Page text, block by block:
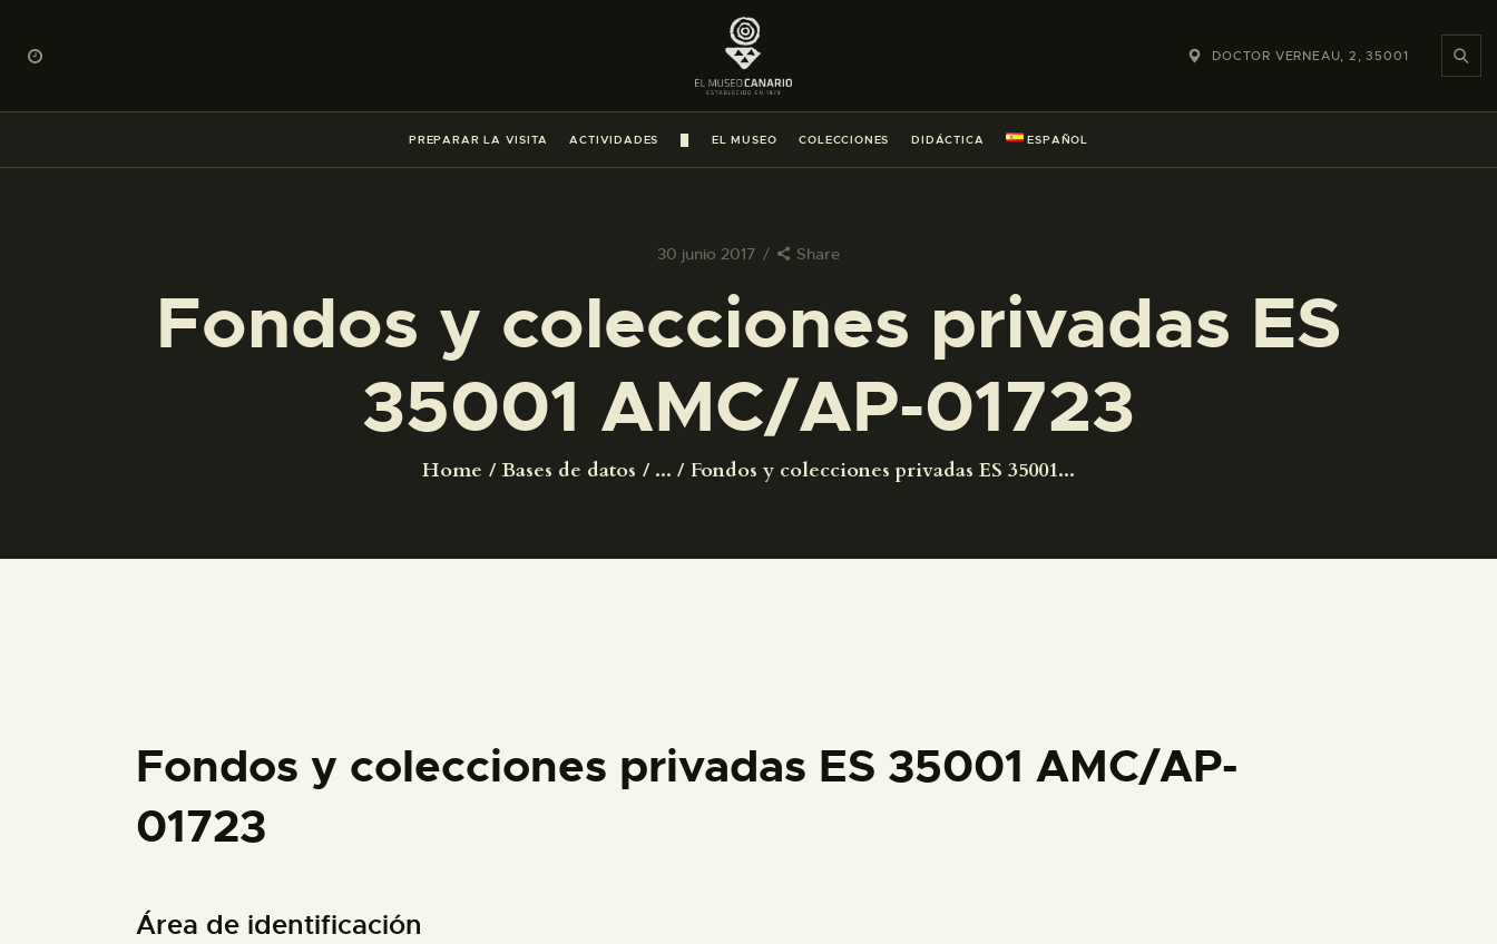
DOCTOR VERNEAU, 2, 35001
PREPARAR LA VISITA ACTIVIDADES EL MUSEO COLECCIONES DIDÁCTICA ESPAÑOL
30 junio 2017 Share
Fondos y colecciones privadas ES
35001 AMC/AP-01723
Home Bases de datos ... Fondos y colecciones privadas ES 35001...
PREPARAR LA VISITA
ACTIVIDADES
█
COLECCIONES
DIDÁCTICA
ESPAÑOL
Fondos y colecciones privadas ES 35001 AMC/AP-
01723
Área de identificación